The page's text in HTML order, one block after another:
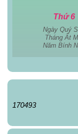
Thứ 6
Ngày Quý
Tháng Ất
Năm Bính
170493